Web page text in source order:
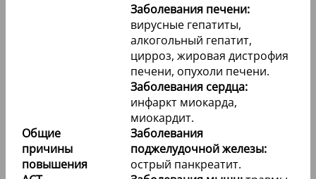
Общие
причины
повышения
Заболевания печени:
вирусные гепатиты,
алкогольный гепатит,
цирроз, жировая дистрофия
печени, опухоли печени.
Заболевания сердца:
инфаркт миокарда,
миокардит.
Заболевания
поджелудочной железы:
острый панкреатит.